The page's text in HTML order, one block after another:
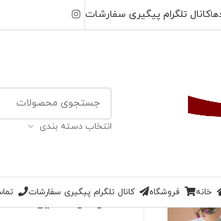
کانال تلگرام پیگیری سفارشات
انتخاب دسته بندی
خانه فروشگاه کانال تلگرام پیگیری سفارشات
شال گل شقایق